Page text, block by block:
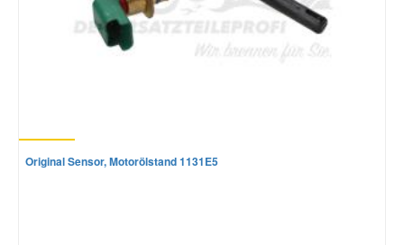
Original Sensor, Motorölstand 1131E5